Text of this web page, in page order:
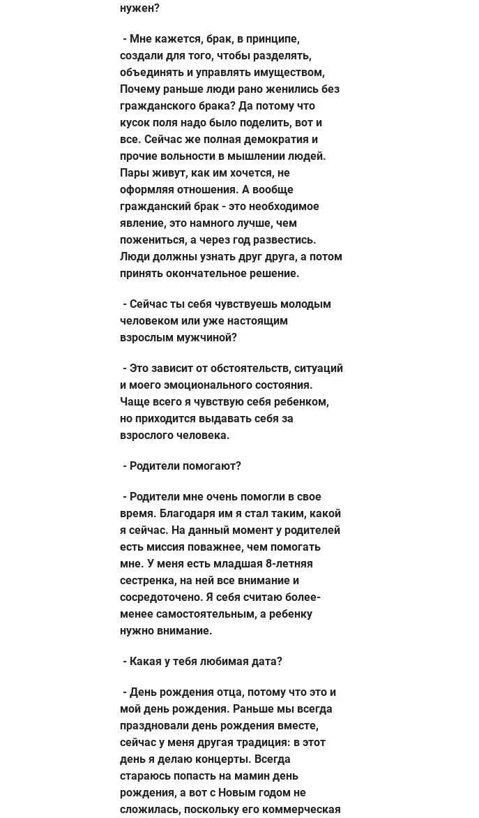
нужен?
- Мне кажется, брак, в принципе,
создали для того, чтобы разделять,
объединять и управлять имуществом,
Почему раньше люди рано женились без
гражданского брака? Да потому что
кусок поля надо было поделить, вот и
все. Сейчас же полная демократия и
прочие вольности в мышлении людей.
Пары живут, как им хочется, не
оформляя отношения. А вообще
гражданский брак - это необходимое
явление, это намного лучше, чем
пожениться, а через год развестись.
Люди должны узнать друг друга, а потом
принять окончательное решение.
- Сейчас ты себя чувствуешь молодым
человеком или уже настоящим
взрослым мужчиной?
- Это зависит от обстоятельств, ситуаций
и моего эмоционального состояния.
Чаще всего я чувствую себя ребенком,
но приходится выдавать себя за
взрослого человека.
- Родители помогают?
- Родители мне очень помогли в свое
время. Благодаря им я стал таким, какой
я сейчас. На данный момент у родителей
есть миссия поважнее, чем помогать
мне. У меня есть младшая 8-летняя
сестренка, на ней все внимание и
сосредоточено. Я себя считаю более-
менее самостоятельным, а ребенку
нужно внимание.
- Какая у тебя любимая дата?
- День рождения отца, потому что это и
мой день рождения. Раньше мы всегда
праздновали день рождения вместе,
сейчас у меня другая традиция: в этот
день я делаю концерты. Всегда
стараюсь попасть на мамин день
рождения, а вот с Новым годом не
сложилась, поскольку его коммерческая